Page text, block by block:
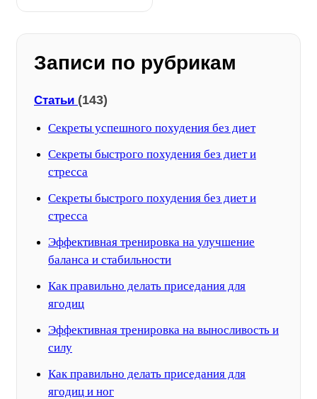
Записи по рубрикам
Статьи (143)
Секреты успешного похудения без диет
Секреты быстрого похудения без диет и
стресса
Секреты быстрого похудения без диет и
стресса
Эффективная тренировка на улучшение
баланса и стабильности
Как правильно делать приседания для
ягодиц
Эффективная тренировка на выносливость и
силу
Как правильно делать приседания для
ягодиц и ног